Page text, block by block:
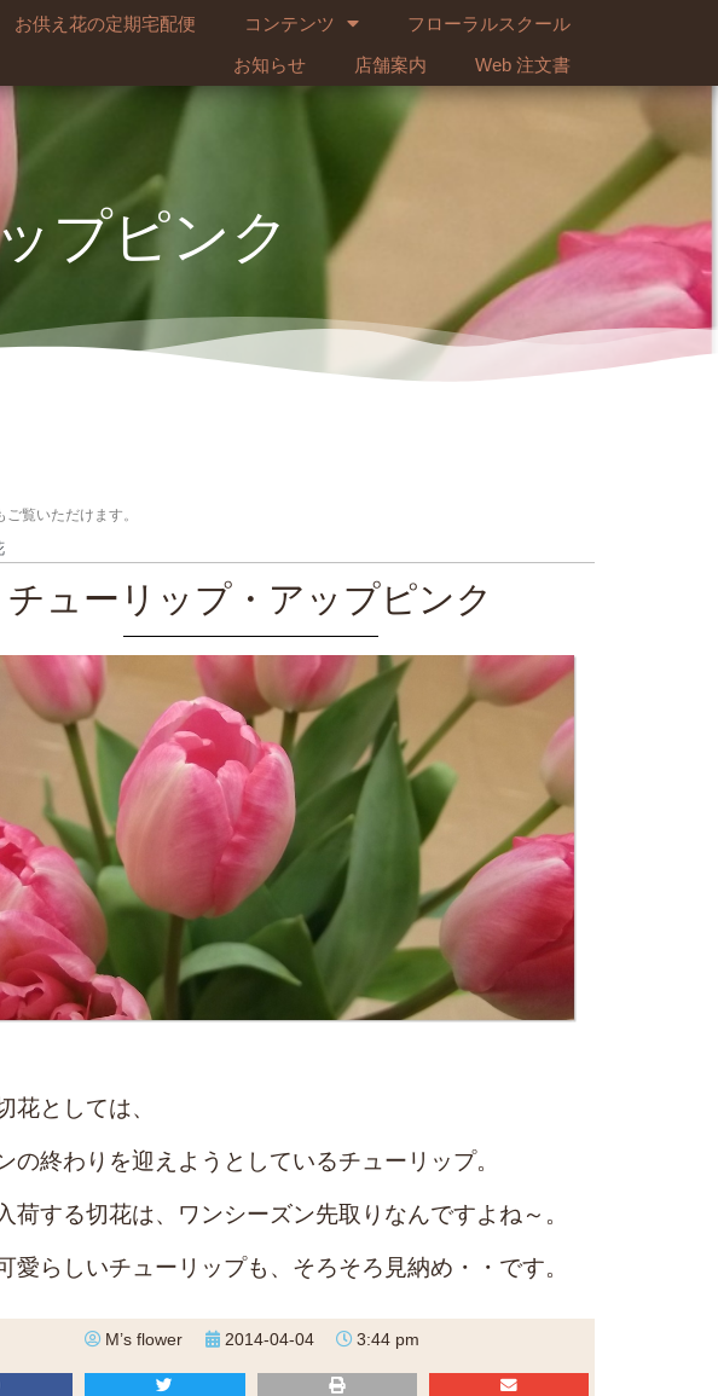
お供え花の定期宅配便 コンテンツ
フローラルスクール
お知らせ
店舗案内 Web 注文書
プピンク
覧いただけます。
チューリップ・アップピンク
花としては、
の終わりを迎えようとしているチューリップ。
荷する切花は、ワンシーズン先取りなんですよね～。
愛らしいチューリップも、そろそろ見納め・・です。
M’s flower 2014-04-04 3:44 pm